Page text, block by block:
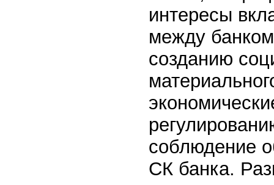
интересы
между
созданию
соблюдение
СК банка.